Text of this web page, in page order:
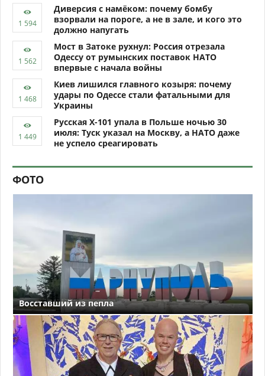
Диверсия с намёком: почему бомбу
взорвали на пороге, а не в зале, и кого это
должно напугать
Мост в Затоке рухнул: Россия отрезала
Одессу от румынских поставок НАТО
впервые с начала войны
Киев лишился главного козыря: почему
удары по Одессе стали фатальными для
Украины
Русская Х-101 упала в Польше ночью 30
июля: Туск указал на Москву, а НАТО даже
не успело среагировать
ФОТО
Восставший из пепла